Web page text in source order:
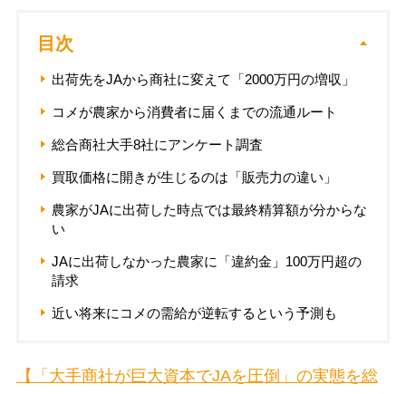
目次
出荷先をJAから商社に変えて「2000万円の増収」
コメが農家から消費者に届くまでの流通ルート
総合商社大手8社にアンケート調査
買取価格に開きが生じるのは「販売力の違い」
農家がJAに出荷した時点では最終精算額が分からな
い
JAに出荷しなかった農家に「違約金」100万円超の
請求
近い将来にコメの需給が逆転するという予測も
【「大手商社が巨大資本でJAを圧倒」の実態を総